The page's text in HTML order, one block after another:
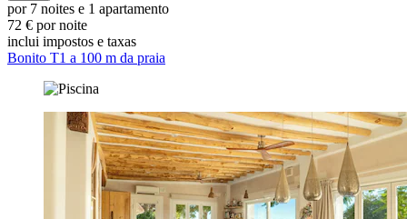
por 7 noites e 1 apartamento
72 € por noite
inclui impostos e taxas
Bonito T1 a 100 m da praia